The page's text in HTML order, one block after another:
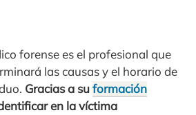
forense es el profesional que
las causas y el horario de
Gracias a suformación
en la víctima